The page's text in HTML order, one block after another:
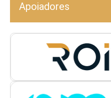
Apoiadores